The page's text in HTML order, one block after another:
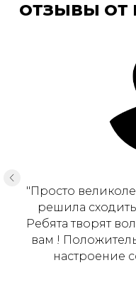
ОТЗЫВЫ ОТ
"Просто
решила
Ребята творят
вам !
настроение